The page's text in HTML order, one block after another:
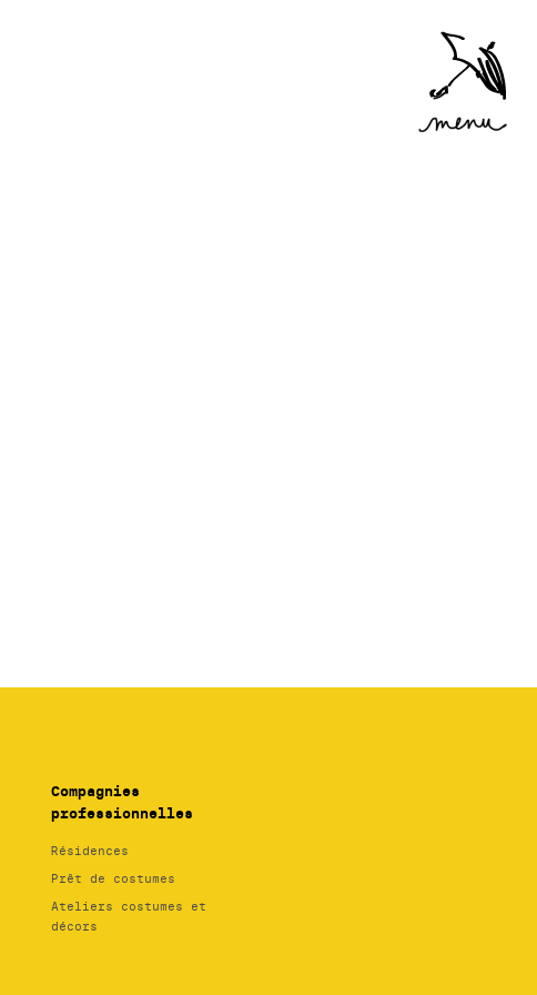
Accéder
au menu
Compagnies
professionnelles
Résidences
Prêt de costumes
Ateliers costumes et
décors